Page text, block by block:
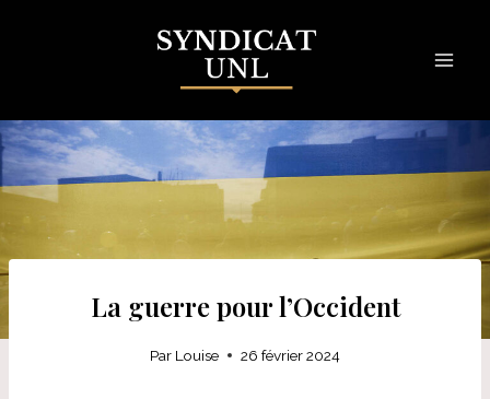
La guerre pour l’Occident
Par Louise 26 février 2024